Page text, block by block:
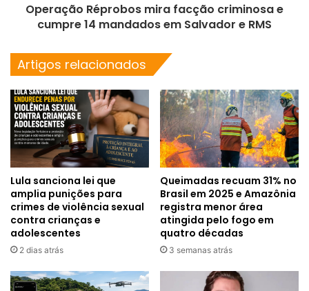
Operação Réprobos mira facção criminosa e
cumpre 14 mandados em Salvador e RMS
Artigos relacionados
Lula sanciona lei que
amplia punições para
crimes de violência sexual
contra crianças e
adolescentes
2 dias atrás
Queimadas recuam 31% no
Brasil em 2025 e Amazônia
registra menor área
atingida pelo fogo em
quatro décadas
3 semanas atrás